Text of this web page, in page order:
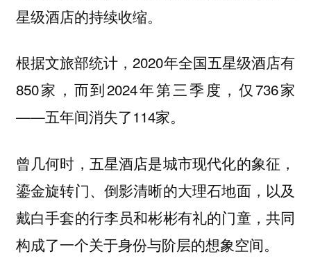
星级酒店的持续收缩。
根据文旅部统计，2020年全国五星级酒店有
850家，而到2024年第三季度，仅736家
——五年间消失了114家。
曾几何时，五星酒店是城市现代化的象征，
鎏金旋转门、倒影清晰的大理石地面，以及
戴白手套的行李员和彬彬有礼的门童，共同
构成了一个关于身份与阶层的想象空间。